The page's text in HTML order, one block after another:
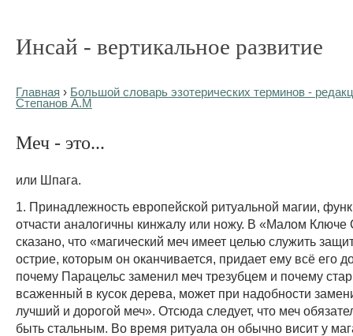
Инсай - вертикальное развитие
Главная › Большой словарь эзотерических терминов -
Степанов А.М
Меч - это...
или Шпага.
1. Принадлежность европейской ритуальной магии,
отчасти аналогичны кинжалу или ножу. В «Малом
сказано, что «магический меч имеет целью служить
острие, которым он оканчивается, придает ему всё его
почему Парацельс заменил меч трезубцем и почему
всаженный в кусок дерева, может при надобности
лучший и дорогой меч». Отсюда следует, что меч
быть стальным. Во время ритуала он обычно висит у